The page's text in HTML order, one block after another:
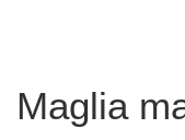
Maglia